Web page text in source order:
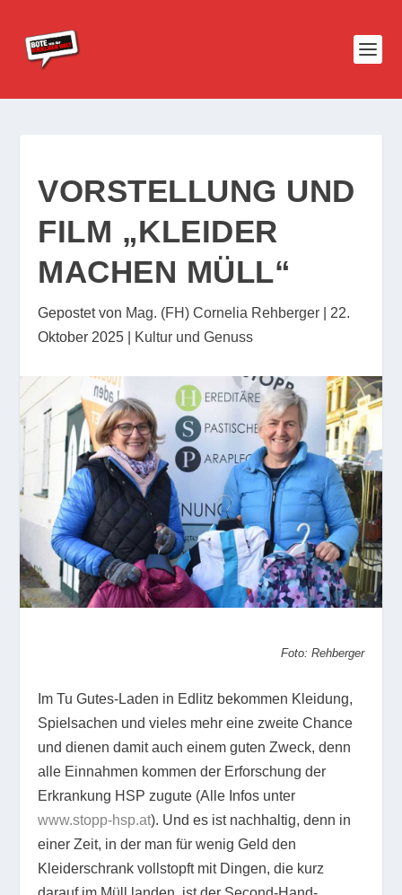
VORSTELLUNG UND
FILM „KLEIDER
MACHEN MÜLL“
Gepostet von Mag. (FH) Cornelia Rehberger
22.
Oktober 2025
Kultur und Genuss
Foto: Rehberger
Im Tu Gutes-Laden in Edlitz bekommen Kleidung,
Spielsachen und vieles mehr eine zweite Chance
und dienen damit auch einem guten Zweck, denn
alle Einnahmen kommen der Erforschung der
Erkrankung HSP zugute (Alle Infos unter
www.stopp-hsp.at). Und es ist nachhaltig, denn in
einer Zeit, in der man für wenig Geld den
Kleiderschrank vollstopft mit Dingen, die kurz